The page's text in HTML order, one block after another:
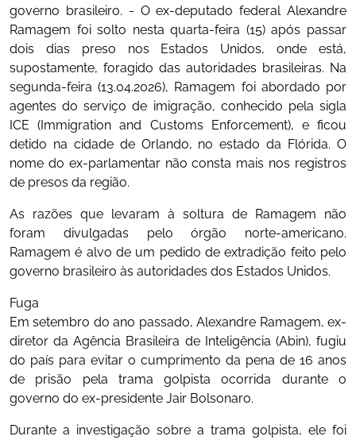
governo brasileiro. - O ex-deputado federal Alexandre
Ramagem foi solto nesta quarta-feira (15) após passar
dois dias preso nos Estados Unidos, onde está,
supostamente, foragido das autoridades brasileiras. Na
segunda-feira (13.04.2026), Ramagem foi abordado por
agentes do serviço de imigração, conhecido pela sigla
ICE (Immigration and Customs Enforcement), e ficou
detido na cidade de Orlando, no estado da Flórida. O
nome do ex-parlamentar não consta mais nos registros
de presos da região.
As razões que levaram à soltura de Ramagem não
foram divulgadas pelo órgão norte-americano.
Ramagem é alvo de um pedido de extradição feito pelo
governo brasileiro às autoridades dos Estados Unidos.
Fuga
Em setembro do ano passado, Alexandre Ramagem, ex-
diretor da Agência Brasileira de Inteligência (Abin), fugiu
do país para evitar o cumprimento da pena de 16 anos
de prisão pela trama golpista ocorrida durante o
governo do ex-presidente Jair Bolsonaro.
Durante a investigação sobre a trama golpista, ele foi